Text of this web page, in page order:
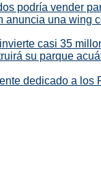
podría vender
anuncia una wing
casi 35
su parque
dedicado a los